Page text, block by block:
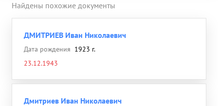
Найдены похожие документы
ДМИТРИЕВ Иван Николаевич
Дата рождения 1923 г.
23.12.1943
Дмитриев Иван Николаевич